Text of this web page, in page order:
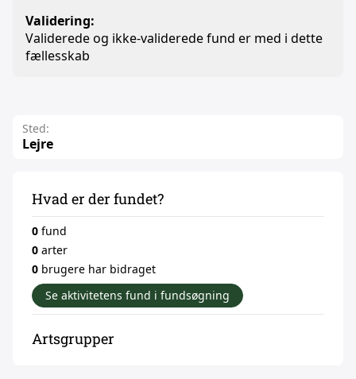
Validering:
Validerede og ikke-validerede fund er med i dette
fællesskab
Sted:
Lejre
Hvad er der fundet?
0 fund
0 arter
0 brugere har bidraget
Se aktivitetens fund i fundsøgning
Artsgrupper